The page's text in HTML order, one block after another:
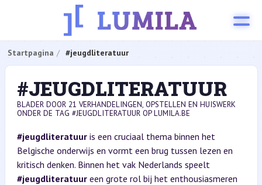
Startpagina #jeugdliteratuur
#JEUGDLITERATUUR
BLADER DOOR 21 VERHANDELINGEN, OPSTELLEN EN HUISWERK
ONDER DE TAG #JEUGDLITERATUUR OP LUMILA.BE
#jeugdliteratuuris een cruciaal thema binnen het
Belgische onderwijs en vormt een brug tussen lezen en
kritisch denken. Binnen het vak Nederlands speelt
#jeugdliteratuureen grote rol bij het enthousiasmeren